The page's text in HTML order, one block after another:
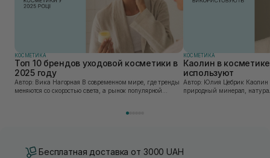
КОСМЕТИКА
Топ 10 брендов уходовой косметики в
2025 году
Автор: Вика Нагорная В современном мире, где тренды
меняются со скоростью света, а рынок популярной
КОСМЕТИКА
Каолин в
используют
Автор: Юлия Цебрик Каолин в косметологии – это
природный минерал,
Бесплатная доставка от 3000 UAH